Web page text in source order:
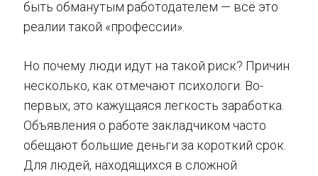
быть обманутым работодателем — всё это
реалии такой «профессии».
Но почему люди идут на такой риск? Причин
несколько, как отмечают психологи. Во-
первых, это кажущаяся легкость заработка.
Объявления о работе закладчиком часто
обещают большие деньги за короткий срок.
Для людей, находящихся в сложной